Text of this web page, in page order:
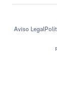
Aviso Legal